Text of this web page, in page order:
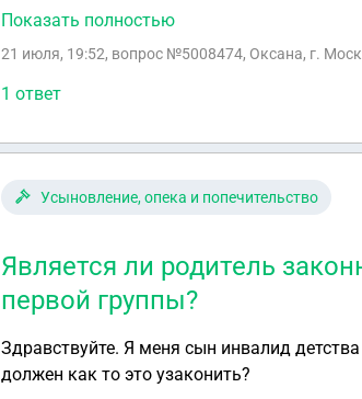
Больничный не закрыт. В отлеле кадров
Показать полностью
21 июля, 19:52, вопрос №5008474, Оксана, г.
1 ответ
Усыновление, опека и попечительство
Является ли родитель
первой группы?
Здравствуйте. Я меня сын инвалид
должен как то это узаконить?